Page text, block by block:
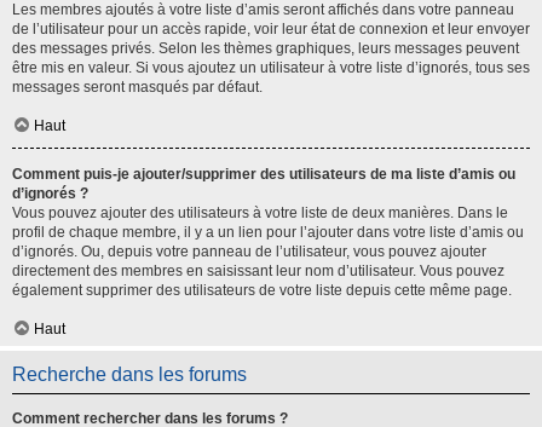
Les membres ajoutés à votre liste d’amis seront affichés dans votre panneau
de l’utilisateur pour un accès rapide, voir leur état de connexion et leur envoyer
des messages privés. Selon les thèmes graphiques, leurs messages peuvent
être mis en valeur. Si vous ajoutez un utilisateur à votre liste d’ignorés, tous ses
messages seront masqués par défaut.
Haut
Comment puis-je ajouter/supprimer des utilisateurs de ma liste d’amis ou
d’ignorés ?
Vous pouvez ajouter des utilisateurs à votre liste de deux manières. Dans le
profil de chaque membre, il y a un lien pour l’ajouter dans votre liste d’amis ou
d’ignorés. Ou, depuis votre panneau de l’utilisateur, vous pouvez ajouter
directement des membres en saisissant leur nom d’utilisateur. Vous pouvez
également supprimer des utilisateurs de votre liste depuis cette même page.
Haut
Recherche dans les forums
Comment rechercher dans les forums ?